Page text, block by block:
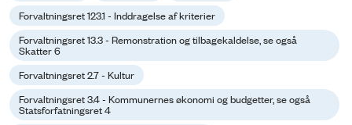
Forvaltningsret 123.1 - Inddragelse af kriterier
Forvaltningsret 13.3 - Remonstration og tilbagekaldelse, se også
Skatter 6
Forvaltningsret 2.7 - Kultur
Forvaltningsret 3.4 - Kommunernes økonomi og budgetter, se også
Statsforfatningsret 4